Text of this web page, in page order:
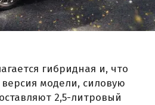
гибридная и, что
модели, силовую
2,5-литровый